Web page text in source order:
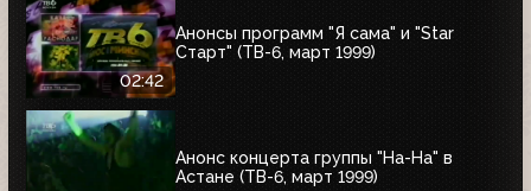
02:42
Анонсы программ "Я сама" и "Star
Старт" (ТВ-6, март 1999)
Анонс концерта группы "На-На" в
Астане (ТВ-6, март 1999)